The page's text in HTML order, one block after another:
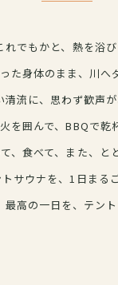
れでもかと、熱を浴び
た身体のまま、川へ
清流に、思わず歓声が
火を囲んで、BBQで乾
、食べて、また、と
サウナを、1日まる
高の一日を、 テン